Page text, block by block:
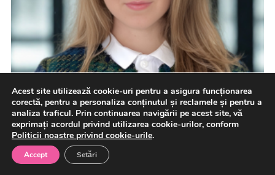
Acest site utilizează cookie-uri pentru a asigura funcționarea
corectă, pentru a personaliza conținutul și reclamele și pentru a
analiza traficul. Prin continuarea navigării pe acest site, vă
exprimați acordul privind utilizarea cookie-urilor, conform
Politicii noastre privind cookie-urile.
Accept Setări